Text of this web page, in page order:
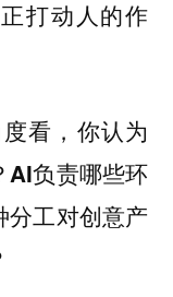
打动人的作
看，你认为
AI负责哪些环
分工对创意产